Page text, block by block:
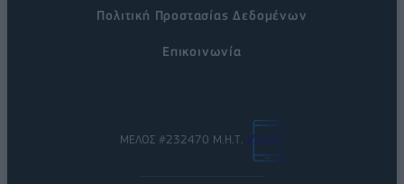
Πολιτική Προστασίας Δεδομένων
Επικοινωνία
ΜΕΛΟΣ #232470 Μ.Η.Τ.